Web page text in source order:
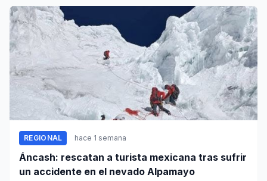
REGIONAL hace 1 semana
Áncash: rescatan a turista mexicana tras sufrir
un accidente en el nevado Alpamayo